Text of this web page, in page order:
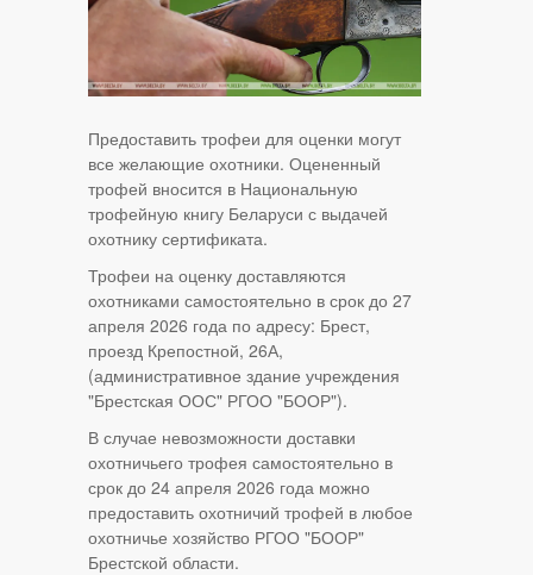
Предоставить трофеи для оценки могут
все желающие охотники. Оцененный
трофей вносится в Национальную
трофейную книгу Беларуси с выдачей
охотнику сертификата.
Трофеи на оценку доставляются
охотниками самостоятельно в срок до 27
апреля 2026 года по адресу: Брест,
проезд Крепостной, 26А,
(административное здание учреждения
"Брестская ООС" РГОО "БООР").
В случае невозможности доставки
охотничьего трофея самостоятельно в
срок до 24 апреля 2026 года можно
предоставить охотничий трофей в любое
охотничье хозяйство РГОО "БООР"
Брестской области.